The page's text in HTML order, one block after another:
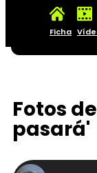
Ficha
Fotos
pasará'